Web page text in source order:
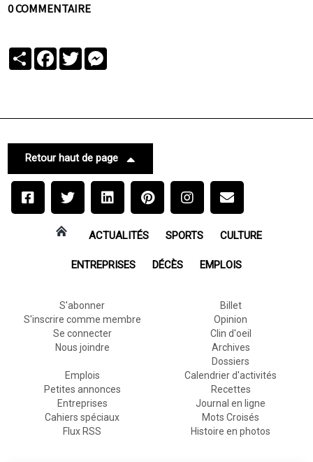
0 COMMENTAIRE
PartagerFacebook
Twitter
Retour haut de page
ACTUALITÉS SPORTS CULTURE
ENTREPRISES DÉCÈS EMPLOIS
S'abonner
S'inscrire comme membre
Se connecter
Nous joindre
Billet
Opinion
Clin d'oeil
Archives
Dossiers
Emplois
Petites annonces
Entreprises
Cahiers spéciaux
Flux RSS
Calendrier d'activités
Recettes
Journal en ligne
Mots Croisés
Histoire en photos